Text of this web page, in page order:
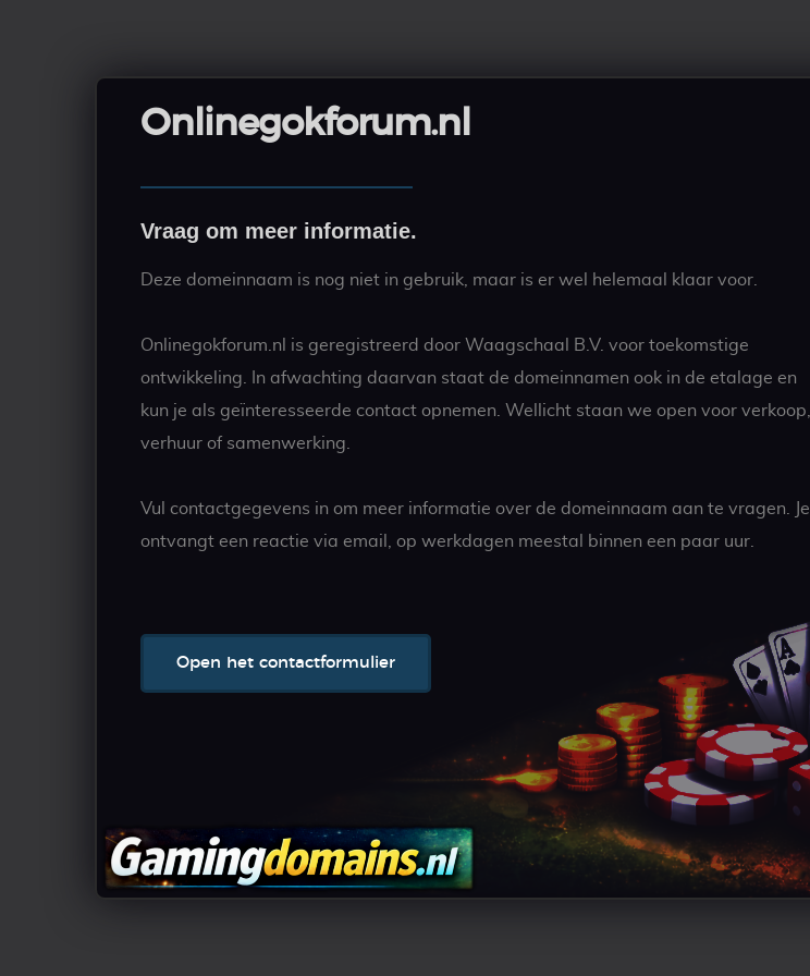
Onlinegokforum.nl
Vraag om meer informatie.
Deze domeinnaam is nog niet in gebruik, maar is er wel helemaal klaar voor.
Onlinegokforum.nl is geregistreerd door Waagschaal B.V. voor toekomstige
ontwikkeling. In afwachting daarvan staat de domeinnamen ook in de etalage en
kun je als geïnteresseerde contact opnemen. Wellicht staan we open voor verkoop,
verhuur of samenwerking.
Vul contactgegevens in om meer informatie over de domeinnaam aan te vragen. Je
ontvangt een reactie via email, op werkdagen meestal binnen een paar uur.